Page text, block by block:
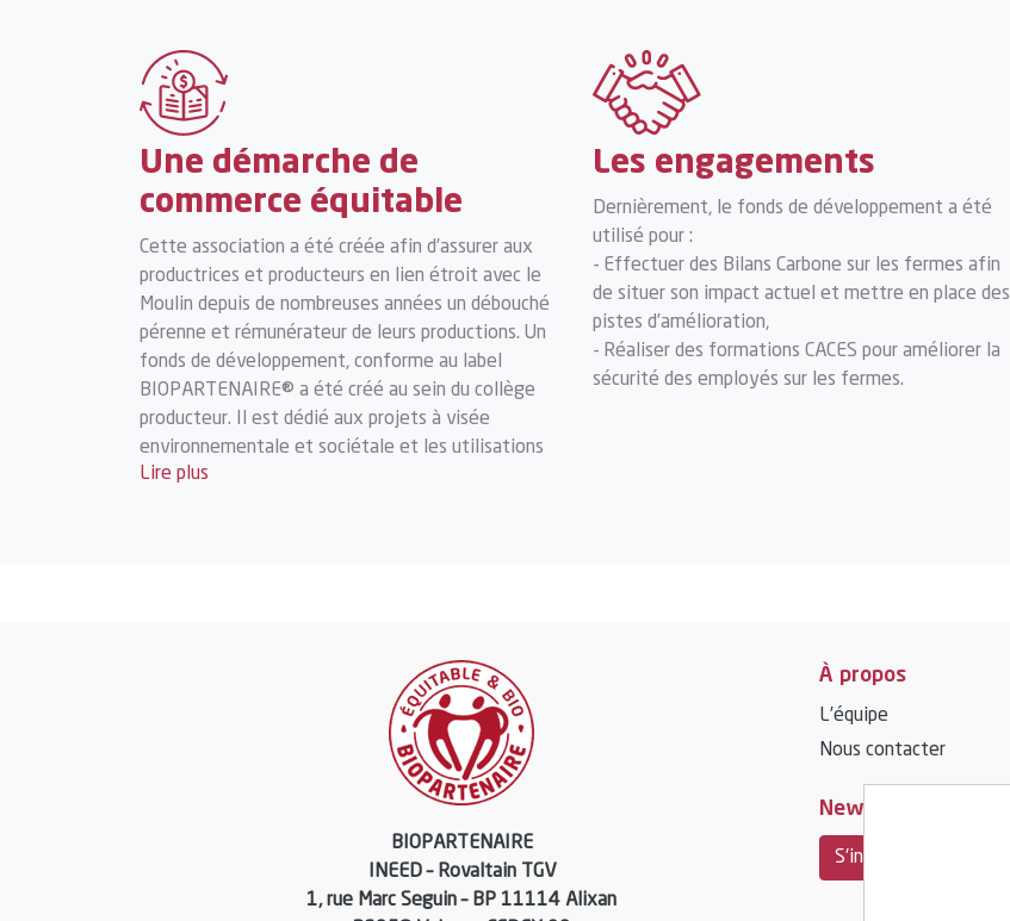
Une démarche de
commerce équitable
Cette association a été créée afin d’assurer aux
productrices et producteurs en lien étroit avec le
Moulin depuis de nombreuses années un débouché
pérenne et rémunérateur de leurs productions. Un
fonds de développement, conforme au label
BIOPARTENAIRE® a été créé au sein du collège
producteur. Il est dédié aux projets à visée
environnementale et sociétale et les utilisations
sont décidées collectivement.
Lire plus
Les engagements
Dernièrement, le fonds de développement a été
utilisé pour :
- Effectuer des Bilans Carbone sur les fermes afin
de situer son impact actuel et mettre en place des
pistes d’amélioration,
- Réaliser des formations CACES pour améliorer la
sécurité des employés sur les fermes.
BIOPARTENAIRE
INEED – Rovaltain TGV
1, rue Marc Seguin – BP 11114 Alixan
À propos
L’équipe
Nous contacter
Newsletter
S'inscrire